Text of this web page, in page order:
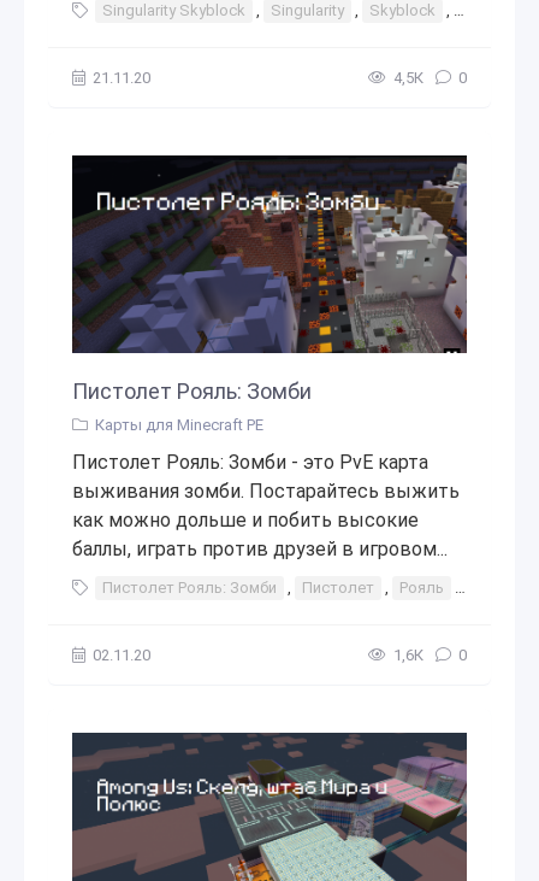
Singularity Skyblock , Singularity , Skyblock , скайблок
21.11.20 4,5К 0
Пистолет Рояль: Зомби
Карты для Minecraft PE
Пистолет Рояль: Зомби - это PvE карта
выживания зомби. Постарайтесь выжить
как можно дольше и побить высокие
баллы, играть против друзей в игровом...
Пистолет Рояль: Зомби , Пистолет , Рояль ,
02.11.20 1,6К 0